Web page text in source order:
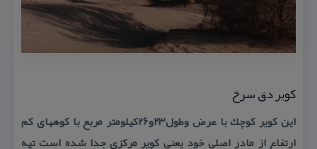
كویر دق سرخ
این كویر كوچك با عرض وطول۲۳و۲۶كیلومتر مربع با كوههای كم
ارتفاع از مادر اصلی خود یعنی كویر مركزی جدا شده است تپه